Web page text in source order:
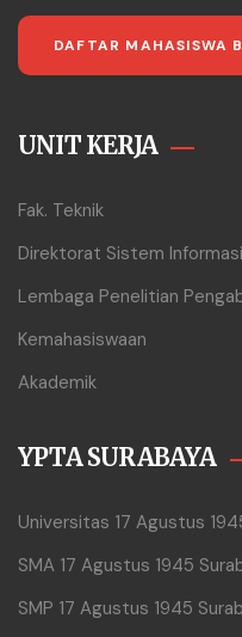
DAFTAR MAHASISWA
UNIT KERJA
Fak. Teknik
Direktorat Sistem Informasi
Lembaga Penelitian
Kemahasiswaan
Akademik
YPTA SURABAYA
Universitas 17 Agustus
SMA 17 Agustus 1945
SMP 17 Agustus 1945